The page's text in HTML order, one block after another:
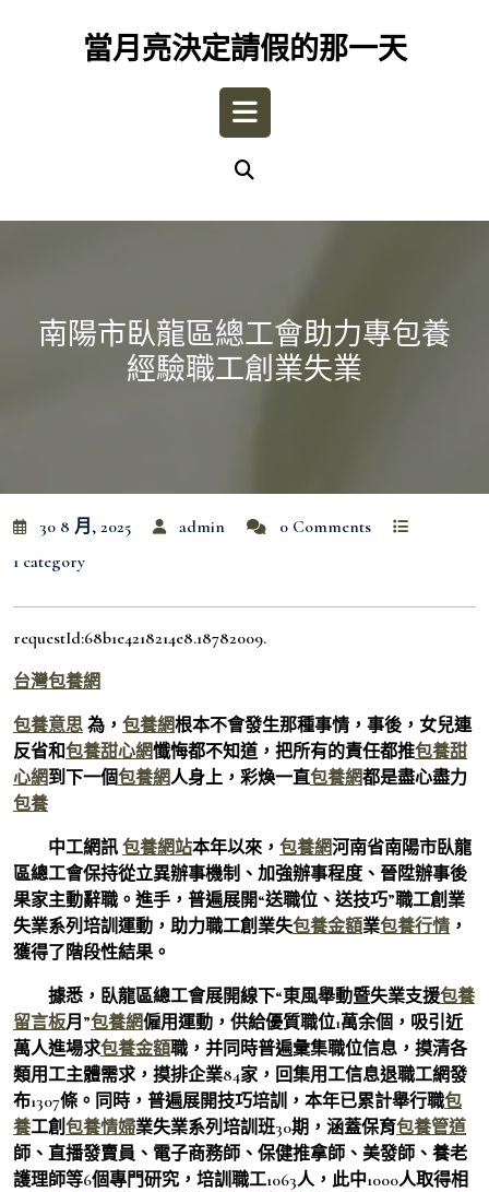
當月亮決定請假的那一天
Open
南陽市臥龍區總工會助力專包養
經驗職工創業失業
30 8 月, 2025 admin
0 Comments
1 category
requestId:68b1e4218214e8.18782009.
台灣包養網
包養意思 為， 包養網根本不會發生那種事情，事後，女兒連
反省和包養甜心網懺悔都不知道，把所有的責任都推包養甜
心網到下一個包養網人身上，彩煥一直包養網都是盡心盡力
包養
中工網訊 包養網站本年以來， 包養網河南省南陽市臥龍
區總工會保持從立異辦事機制、加強辦事程度、晉陞辦事後
果家主動辭職。進手，普遍展開“送職位、送技巧”職工創業
失業系列培訓運動，助力職工創業失包養金額業包養行情 ，
獲得了階段性結果。
據悉，臥龍區總工會展開線下“東風舉動暨失業支援包養
留言板月”包養網僱用運動，供給優質職位1萬余個，吸引近
萬人進場求包養金額職，并同時普遍彙集職位信息，摸清各
類用工主體需求，摸排企業84家，回集用工信息退職工網發
布1307條。同時，普遍展開技巧培訓，本年已累計舉行職包
養工創包養情婦業失業系列培訓班30期，涵蓋保育包養管道
師、直播發賣員、電子商務師、保健推拿師、美發師、養老
護理師等6個專門研究，培訓職工1063人，此中1000人取得相